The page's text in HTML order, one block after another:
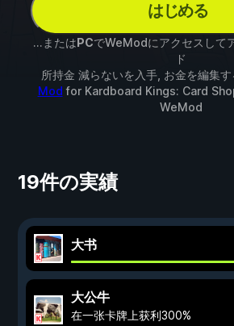
はじめる
...またはPCでWeModにアクセスして
ド
所持金 減らないを入手, お金を編集す
Mod for Kardboard Kings: Card
WeMod
19件の実績
大书
大公牛
在一张卡牌上获利300%